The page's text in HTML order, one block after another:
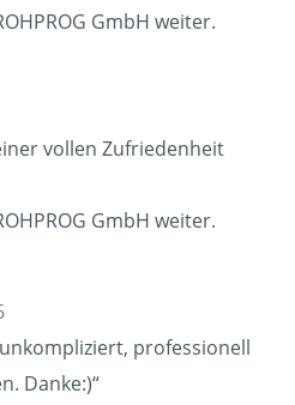
GmbH weiter.
vollen Zufriedenheit
GmbH weiter.
unkompliziert, professionell
Danke:)“